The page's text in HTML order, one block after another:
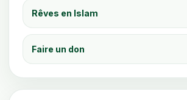
Rêves en Islam
Faire un don